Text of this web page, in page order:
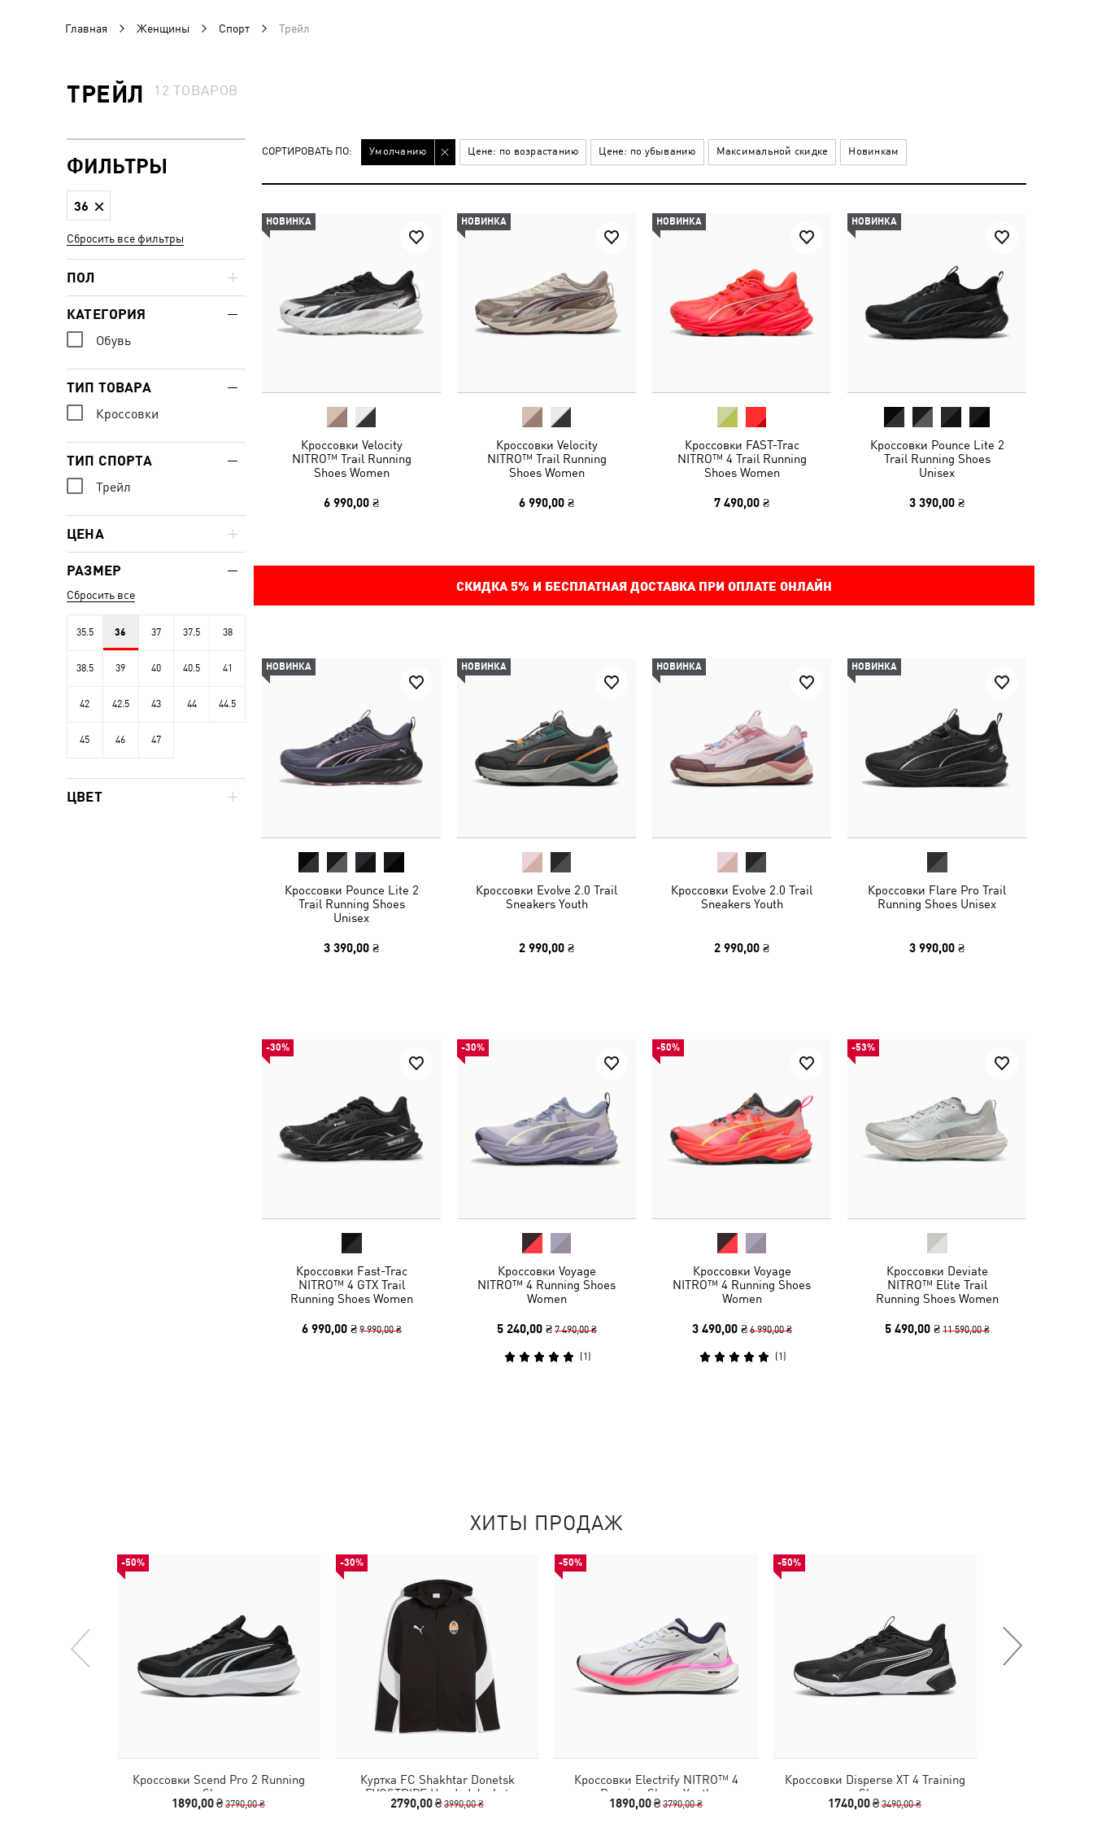
Главная Женщины Спорт Трейл
ТРЕЙЛ 12ТОВАРОВ
СОРТИРОВАТЬ ПО: Умолчанию Цене: по возрастанию Цене: по убыванию Максимальной скидке Новинкам
НОВИНКА
Кроссовки Velocity
NITRO™ Trail Running
Shoes Women
6 990,00 ₴
НОВИНКА
Кроссовки Velocity
NITRO™ Trail Running
Shoes Women
6 990,00 ₴
НОВИНКА
Кроссовки FAST-Trac
NITRO™ 4 Trail Running
Shoes Women
7 490,00 ₴
НОВИНКА
Кроссовки Pounce Lite 2
Trail Running Shoes
Unisex
3 390,00 ₴
СКИДКА 5% И БЕСПЛАТНАЯ ДОСТАВКА ПРИ ОПЛАТЕ ОНЛАЙН
НОВИНКА
Кроссовки Pounce Lite 2
Trail Running Shoes
Unisex
3 390,00 ₴
НОВИНКА
Кроссовки Evolve 2.0 Trail
Sneakers Youth
2 990,00 ₴
НОВИНКА
Кроссовки Evolve 2.0 Trail
Sneakers Youth
2 990,00 ₴
НОВИНКА
Кроссовки Flare Pro Trail
Running Shoes Unisex
3 990,00 ₴
-30%
Кроссовки Fast-Trac
NITRO™ 4 GTX Trail
Running Shoes Women
6 990,00 ₴ 9 990,00 ₴
-30%
Кроссовки Voyage
NITRO™ 4 Running Shoes
Women
5 240,00 ₴ 7 490,00 ₴
(1 )
-50%
Кроссовки Voyage
NITRO™ 4 Running Shoes
Women
3 490,00 ₴ 6 990,00 ₴
(1 )
-53%
Кроссовки Deviate
NITRO™ Elite Trail
Running Shoes Women
5 490,00 ₴ 11 590,00 ₴
ФИЛЬТРЫ
36
Сбросить все фильтры
ПОЛ
КАТЕГОРИЯ
Обувь
ТИП ТОВАРА
Кроссовки
ТИП СПОРТА
Трейл
ЦЕНА
РАЗМЕР
Сбросить все
35.5 36 37 37.5 38
38.5 39 40 40.5 41
42 42.5 43 44 44.5
45 46 47
ЦВЕТ
ХИТЫ ПРОДАЖ
-50%
Кроссовки Scend Pro 2 Running
Shoes
1890,00 ₴3790,00 ₴
-30%
Куртка FC Shakhtar Donetsk
EVOSTRIPE Hooded Jacket
2790,00 ₴3990,00 ₴
-50%
Кроссовки Electrify NITRO™ 4
Running Shoes Youth
1890,00 ₴3790,00 ₴
-50%
Кроссовки Disperse XT 4 Training
Shoes
1740,00 ₴3490,00 ₴